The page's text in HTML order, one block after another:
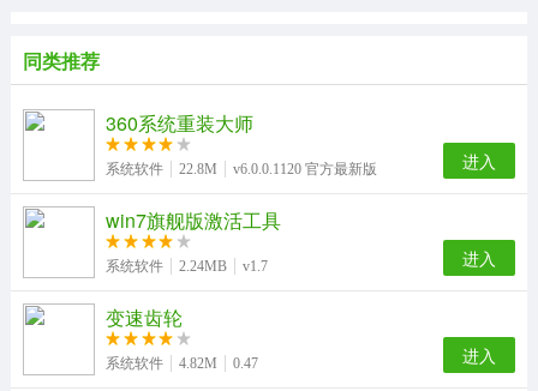
同类推荐
360系统重装大师
系统软件 22.8M v6.0.0.1120 官方最新版 进入
win7旗舰版激活工具
系统软件 2.24MB v1.7 进入
变速齿轮
系统软件 4.82M 0.47 进入